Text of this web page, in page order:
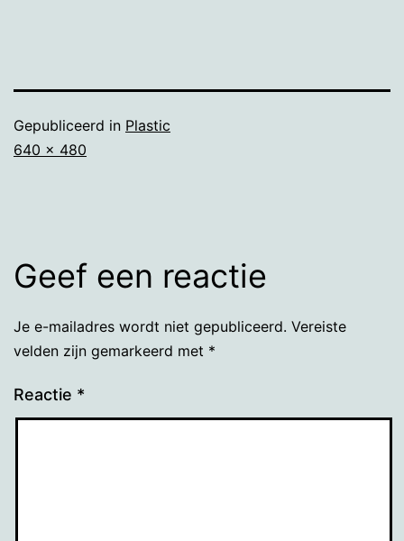
Gepubliceerd in Plastic
Volledige
640 × 480
Geef een reactie
Je e-mailadres wordt niet gepubliceerd. Vereiste
velden zijn gemarkeerd met *
Reactie *